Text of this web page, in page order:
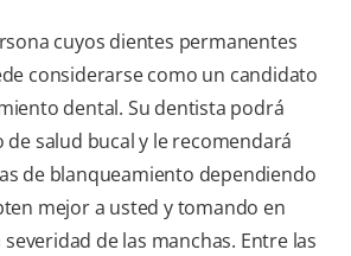
cuyos dientes permanentes
considerarse como un candidato
dental. Su dentista podrá
de salud bucal y le recomendará
de blanqueamiento dependiendo
mejor a usted y tomando en
de las manchas. Entre las